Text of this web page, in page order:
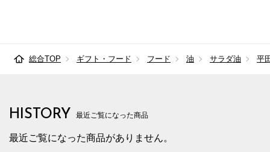
総合TOP ギフト・フード フード 油 サラダ油 平
HISTORY 最近ご覧になった商品
最近ご覧になった商品がありません。